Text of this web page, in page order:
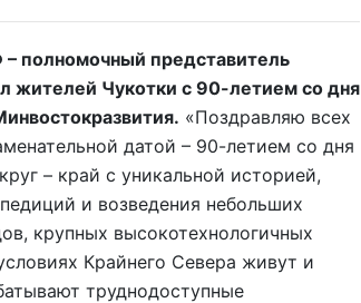
полномочный представитель
жителей Чукотки с 90-летием со дня
«Поздравляю всех
датой – 90-летием со дня
– край с уникальной историей,
и возведения небольших
крупных высокотехнологичных
Крайнего Севера живут и
труднодоступные